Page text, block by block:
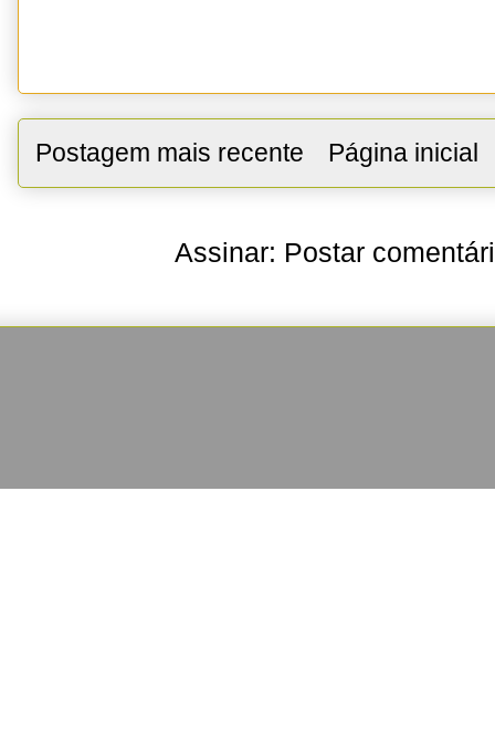
Postagem mais recente Página inicial
Assinar: Postar